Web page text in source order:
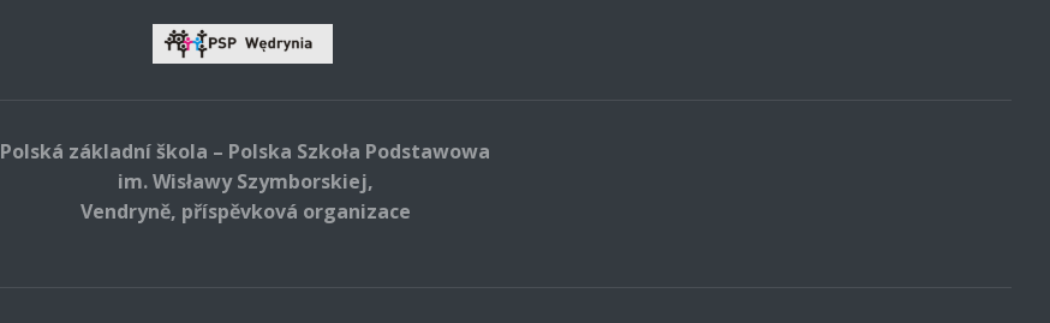
Polská základní škola – Polska Szkoła Podstawowa
im. Wisławy Szymborskiej,
Vendryně, příspěvková organizace